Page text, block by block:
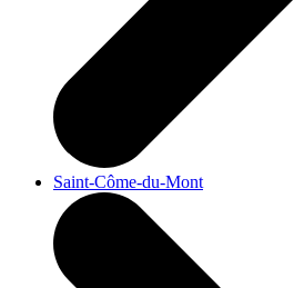
Saint-Côme-du-Mont